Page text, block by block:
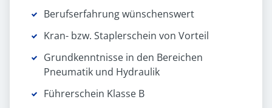
Berufserfahrung wünschenswert
Kran- bzw. Staplerschein von Vorteil
Grundkenntnisse in den Bereichen
Pneumatik und Hydraulik
Führerschein Klasse B